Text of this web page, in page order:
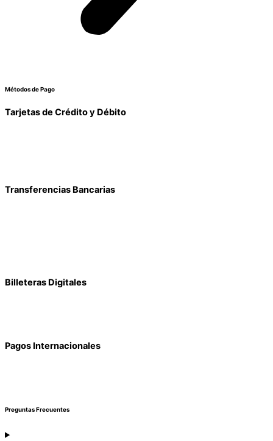
Métodos de Pago
Tarjetas de Crédito y Débito
Transferencias Bancarias
Billeteras Digitales
Pagos Internacionales
Preguntas Frecuentes